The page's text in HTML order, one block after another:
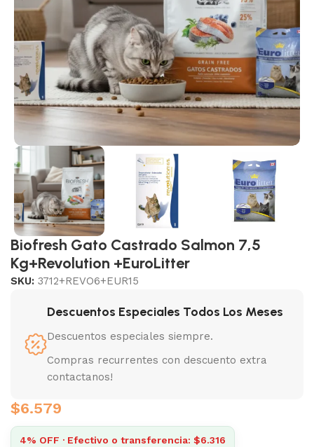
Biofresh Gato Castrado Salmon 7,5
Kg+Revolution +EuroLitter
SKU: 3712+REVO6+EUR15
Descuentos Especiales Todos Los Meses
Descuentos especiales siempre.
Compras recurrentes con descuento extra
contactanos!
$6.579
4% OFF · Efectivo o transferencia: $6.316